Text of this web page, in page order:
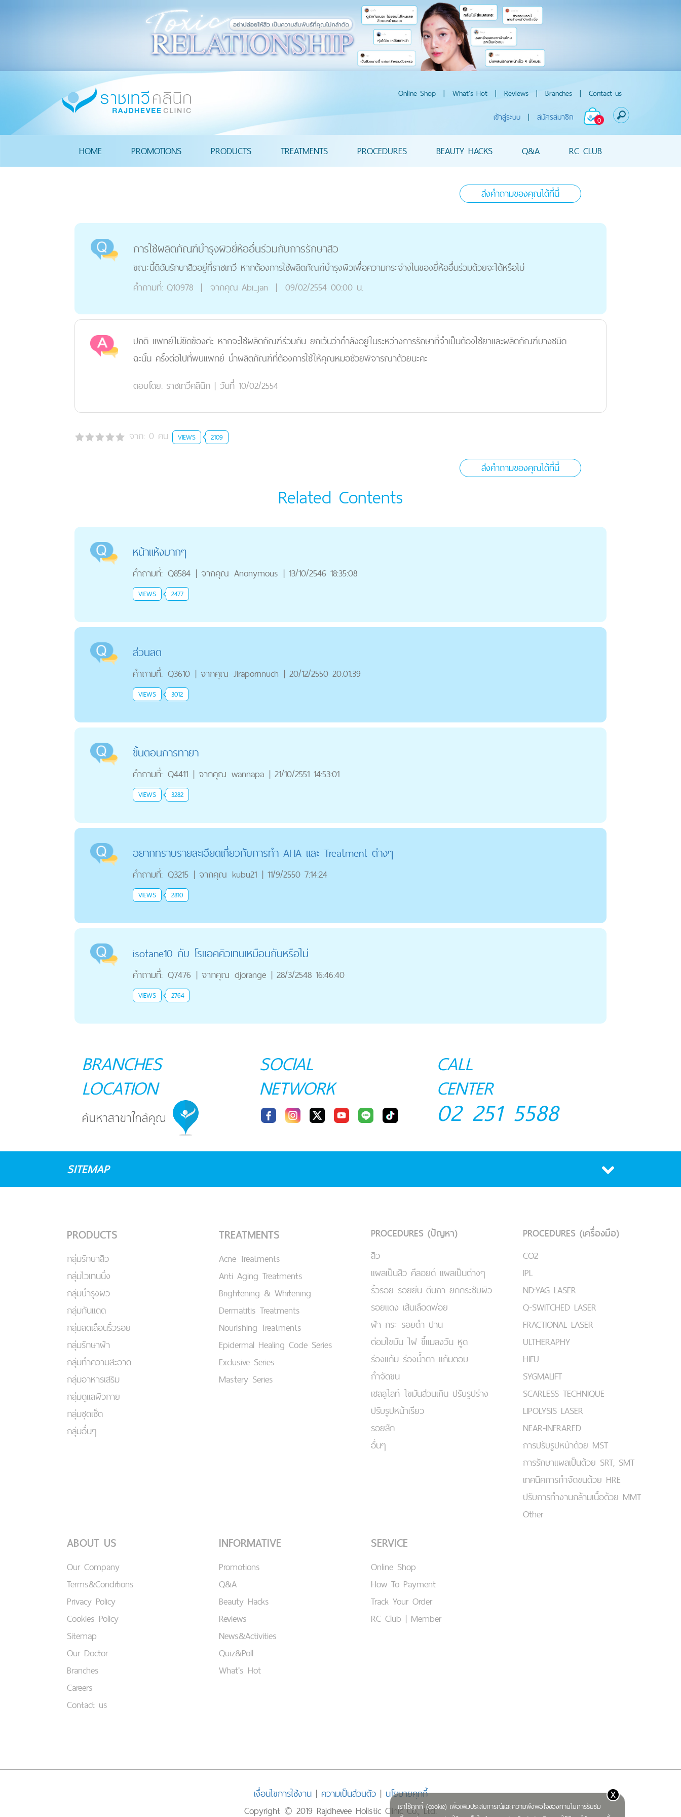
Online Shop | What's Hot | Reviews | Branches | Contact us
0
เข้าสู่ระบบ | สมัครสมาชิก
HOME PROMOTIONS PRODUCTS TREATMENTS PROCEDURES BEAUTY HACKS Q&A RC CLUB
ส่งคำถามของคุณได้ที่นี่
การใช้ผลิตภัณฑ์บำรุงผิวยี่ห้ออื่นร่วมกับการรักษาสิว
ขณะนี้ดิฉันรักษาสิวอยู่ที่ราชเทวี หากต้องการใช้ผลิตภัณฑ์บำรุงผิวเพื่อความกระจ่างในของยี่ห้ออื่นร่วมด้วยจะได้หรือไม่
คำถามที่: Q10978 | จากคุณ Abi_jan | 09/02/2554 00:00 น.
ปกติ แพทย์ไม่ขัดข้องค่ะ หากจะใช้ผลิตภัณฑ์ร่วมกัน ยกเว้นว่ากำลังอยู่ในระหว่างการรักษาที่จำเป็นต้องใช้ยาและผลิตภัณฑ์บางชนิด
ฉะนั้น ครั้งต่อไปที่พบแพทย์ นำผลิตภัณฑ์ที่ต้องการใช้ให้คุณหมอช่วยพิจารณาด้วยนะคะ
ตอบโดย: ราชเทวีคลินิก | วันที่ 10/02/2554
จาก: 0 คน VIEWS 2109
ส่งคำถามของคุณได้ที่นี่
Related Contents
หน้าแห้งมากๆ
คำถามที่: Q8584 | จากคุณ Anonymous | 13/10/2546 18:35:08
VIEWS 2477
ส่วนลด
คำถามที่: Q3610 | จากคุณ Jirapornnuch | 20/12/2550 20:01:39
VIEWS 3012
ขั้นตอนการทายา
คำถามที่: Q4411 | จากคุณ wannapa | 21/10/2551 14:53:01
VIEWS 3282
อยากทราบรายละเอียดเกี่ยวกับการทำ AHA และ Treatment ต่างๆ
คำถามที่: Q3215 | จากคุณ kubu21 | 11/9/2550 7:14:24
VIEWS 2810
isotane10 กับ โรแอคคิวเทนเหมือนกันหรือไม่
คำถามที่: Q7476 | จากคุณ djorange | 28/3/2548 16:46:40
VIEWS 2764
เราใช้คุกกี้ (cookie) เพื่อเพิ่มประสบการณ์และความพึงพอใจของท่านในการรับชม
x
BRANCHES
LOCATION
SOCIAL
NETWORK
CALL
CENTER
02 251 5588
SITEMAP
PRODUCTS
กลุ่มรักษาสิว
กลุ่มไวเทนนิ่ง
กลุ่มบำรุงผิว
กลุ่มกันแดด
กลุ่มลดเลือนริ้วรอย
กลุ่มรักษาฝ้า
กลุ่มทำความสะอาด
กลุ่มอาหารเสริม
กลุ่มดูแลผิวกาย
กลุ่มชุดเซ็ต
กลุ่มอื่นๆ
TREATMENTS
Acne Treatments
Anti Aging Treatments
Brightening & Whitening
Dermatitis Treatments
Nourishing Treatments
Epidermal Healing Code Series
Exclusive Series
Mastery Series
PROCEDURES (ปัญหา)
สิว
แผลเป็นสิว คีลอยด์ แผลเป็นต่างๆ
ริ้วรอย รอยย่น ตีนกา ยกกระชับผิว
รอยแดง เส้นเลือดฟอย
ฝ้า กระ รอยดำ ปาน
ต่อมไขมัน ไฝ ขี้แมลงวัน หูด
ร่องแก้ม ร่องน้ำตา แก้มตอบ
กำจัดขน
เชลลูไลท์ ไขมันส่วนเกิน ปรับรูปร่าง
ปรับรูปหน้าเรียว
รอยสัก
อื่นๆ
PROCEDURES (เครื่องมือ)
CO2
IPL
ND:YAG LASER
Q-SWITCHED LASER
FRACTIONAL LASER
ULTHERAPHY
HIFU
SYGMALIFT
SCARLESS TECHNIQUE
LIPOLYSIS LASER
NEAR-INFRARED
การปรับรูปหน้าด้วย MST
การรักษาแผลเป็นด้วย SRT, SMT
เทคนิคการกำจัดขนด้วย HRE
ปรับการทำงานกล้ามเนื้อด้วย MMT
Other
ABOUT US
Our Company
Terms&Conditions
Privacy Policy
Cookies Policy
Sitemap
Our Doctor
Branches
Careers
Contact us
INFORMATIVE
Promotions
Q&A
Beauty Hacks
Reviews
News&Activities
Quiz&Poll
What's Hot
SERVICE
Online Shop
How To Payment
Track Your Order
RC Club | Member
เงื่อนไขการใช้งาน| ความเป็นส่วนตัว| นโยบายคุกกี้
Copyright © 2019 Rajdhevee Holistic Clinic Co., Ltd.